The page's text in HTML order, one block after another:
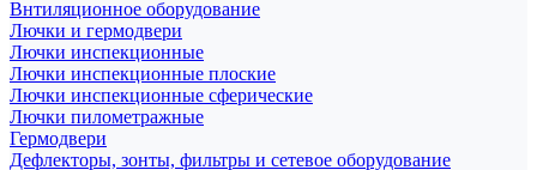
Внтиляционное оборудование
Лючки и гермодвери
Лючки инспекционные
Лючки инспекционные плоские
Лючки инспекционные сферические
Лючки пилометражные
Гермодвери
Дефлекторы, зонты, фильтры и сетевое оборудование